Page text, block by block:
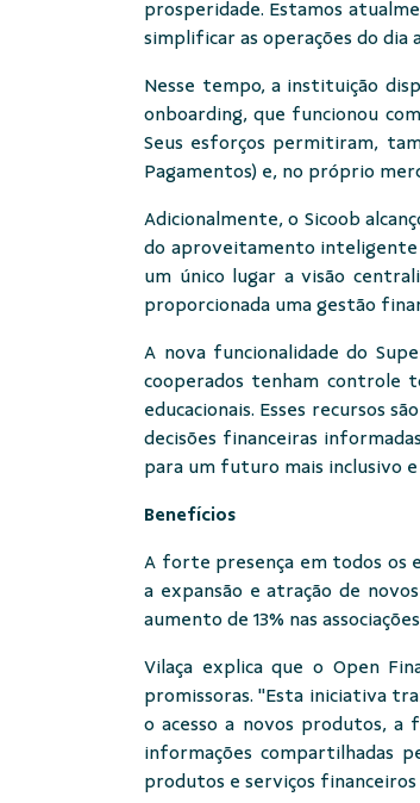
prosperidade. Estamos
simplificar as operações do dia
Nesse tempo, a instituição
onboarding, que funcionou
Seus esforços permitiram,
Pagamentos) e, no próprio
Adicionalmente, o Sicoob
do aproveitamento inteligente
um único lugar a visão
proporcionada uma gestão
A nova funcionalidade do
cooperados tenham controle
educacionais. Esses recursos
decisões financeiras
para um futuro mais inclusivo
Benefícios
A forte presença em todos os
a expansão e atração de
aumento de 13% nas
Vilaça explica que o Open
promissoras. "Esta iniciativa
o acesso a novos produtos, a
informações compartilhadas
produtos e serviços financeiros